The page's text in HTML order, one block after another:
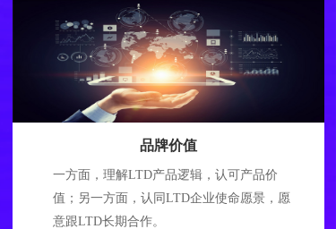
品牌价值
一方面，理解LTD产品逻辑，认可产品价
值；另一方面，认同LTD企业使命愿景，愿
意跟LTD长期合作。